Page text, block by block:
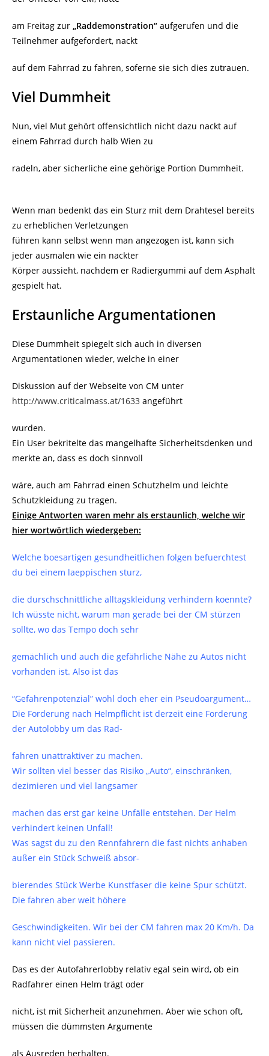
am Freitag zur „Raddemonstration“ aufgerufen und die
Teilnehmer aufgefordert, nackt
auf dem Fahrrad zu fahren, soferne sie sich dies zutrauen.
Viel Dummheit
Nun, viel Mut gehört offensichtlich nicht dazu nackt auf
einem Fahrrad durch halb Wien zu
radeln, aber sicherliche eine gehörige Portion Dummheit.
Wenn man bedenkt das ein Sturz mit dem Drahtesel bereits
zu erheblichen Verletzungen
führen kann selbst wenn man angezogen ist, kann sich
jeder ausmalen wie ein nackter
Körper aussieht, nachdem er Radiergummi auf dem Asphalt
gespielt hat.
Erstaunliche Argumentationen
Diese Dummheit spiegelt sich auch in diversen
Argumentationen wieder, welche in einer
Diskussion auf der Webseite von CM unter
http://www.criticalmass.at/1633 angeführt
wurden.
Ein User bekritelte das mangelhafte Sicherheitsdenken und
merkte an, dass es doch sinnvoll
wäre, auch am Fahrrad einen Schutzhelm und leichte
Schutzkleidung zu tragen.
Einige Antworten waren mehr als erstaunlich, welche wir
hier wortwörtlich wiedergeben:
Welche boesartigen gesundheitlichen folgen befuerchtest
du bei einem laeppischen sturz,
die durschschnittliche alltagskleidung verhindern koennte?
Ich wüsste nicht, warum man gerade bei der CM stürzen
sollte, wo das Tempo doch sehr
gemächlich und auch die gefährliche Nähe zu Autos nicht
vorhanden ist. Also ist das
“Gefahrenpotenzial” wohl doch eher ein Pseudoargument…
Die Forderung nach Helmpflicht ist derzeit eine Forderung
der Autolobby um das Rad-
fahren unattraktiver zu machen.
Wir sollten viel besser das Risiko „Auto“, einschränken,
dezimieren und viel langsamer
machen das erst gar keine Unfälle entstehen. Der Helm
verhindert keinen Unfall!
Was sagst du zu den Rennfahrern die fast nichts anhaben
außer ein Stück Schweiß absor-
bierendes Stück Werbe Kunstfaser die keine Spur schützt.
Die fahren aber weit höhere
Geschwindigkeiten. Wir bei der CM fahren max 20 Km/h. Da
kann nicht viel passieren.
Das es der Autofahrerlobby relativ egal sein wird, ob ein
Radfahrer einen Helm trägt oder
nicht, ist mit Sicherheit anzunehmen. Aber wie schon oft,
müssen die dümmsten Argumente
als Ausreden herhalten.